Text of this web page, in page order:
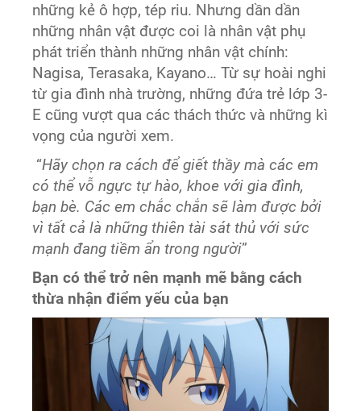
những kẻ ô hợp, tép riu. Nhưng dần dần
những nhân vật được coi là nhân vật phụ
phát triển thành những nhân vật chính:
Nagisa, Terasaka, Kayano… Từ sự hoài nghi
từ gia đình nhà trường, những đứa trẻ lớp 3-
E cũng vượt qua các thách thức và những kì
vọng của người xem.
“Hãy chọn ra cách để giết thầy mà các em
có thể vỗ ngực tự hào, khoe với gia đình,
bạn bè. Các em chắc chắn sẽ làm được bởi
vì tất cả là những thiên tài sát thủ với sức
mạnh đang tiềm ẩn trong người”
Bạn có thể trở nên mạnh mẽ bằng cách
thừa nhận điểm yếu của bạn